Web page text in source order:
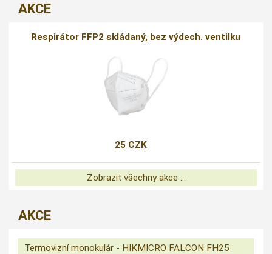
AKCE
Respirátor FFP2 skládaný, bez výdech. ventilku
25 CZK
Zobrazit všechny akce ...
AKCE
Termovizní monokulár - HIKMICRO FALCON FH25